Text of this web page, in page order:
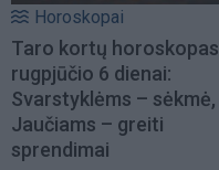
Horoskopai
Taro kortų horoskopas
rugpjūčio 6 dienai:
Svarstyklėms – sėkmė,
Jaučiams – greiti
sprendimai